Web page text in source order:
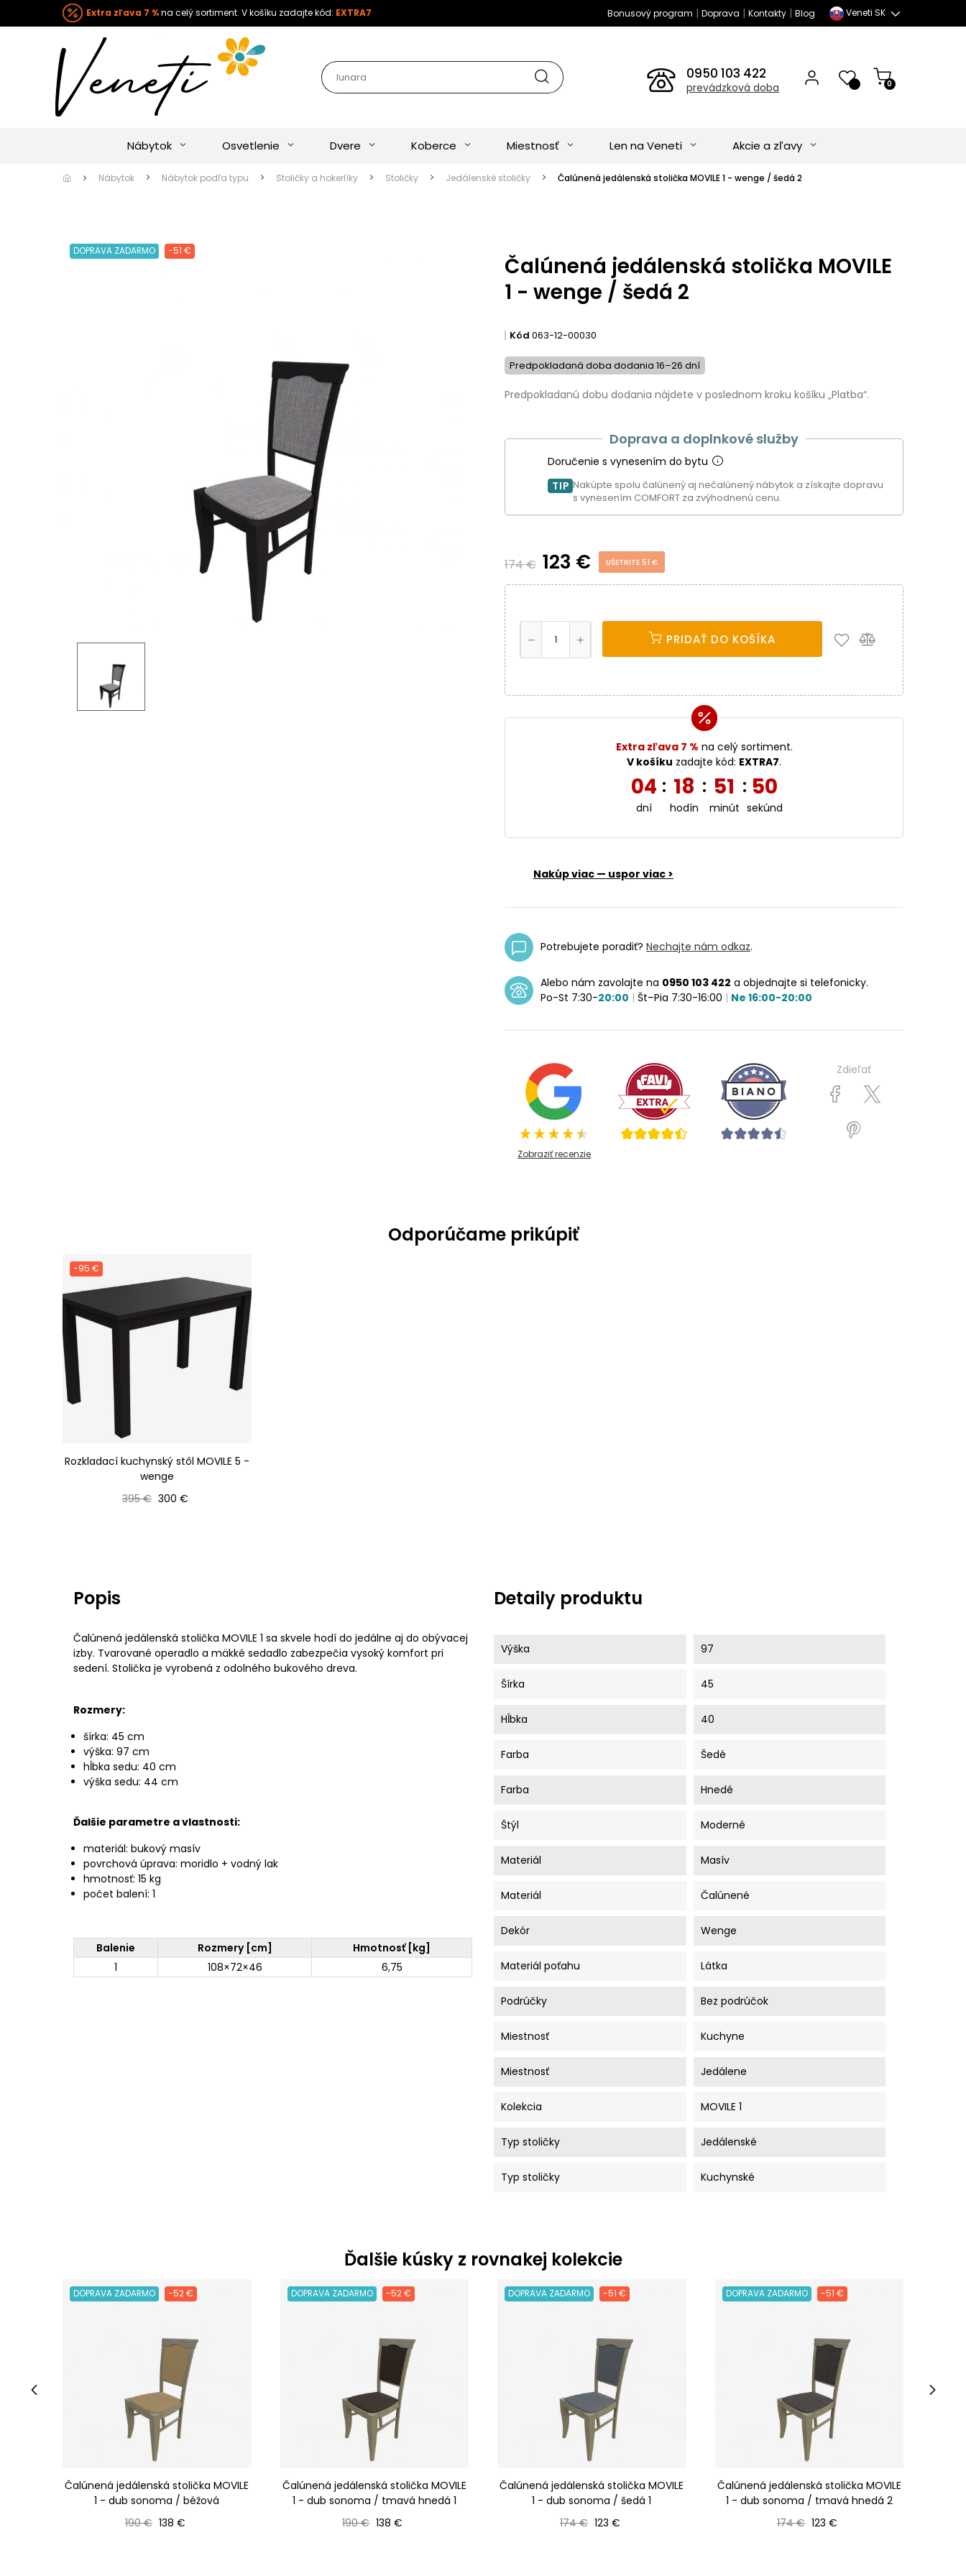
Extra zľava 7 %na celý sortiment. V košíku zadajte kód: EXTRA7 Bonusový program | Doprava | Kontakty| Blog Veneti SK
0950 103 422
prevádzková doba 0
Nábytok Osvetlenie Dvere Koberce Miestnosť Len na Veneti Akcie a zľavy
Nábytok Nábytok podľa typu Stoličky a hokerlíky Stoličky Jedálenské stoličky Čalúnená jedálenská stolička MOVILE 1 - wenge / šedá 2
DOPRAVA ZADARMO -51 €
Čalúnená jedálenská stolička MOVILE
1 - wenge / šedá 2
Kód 063-12-00030
Predpokladaná doba dodania 16–26 dní
Predpokladanú dobu dodania nájdete v poslednom kroku košíku „Platba“.
Doprava a doplnkové služby
Doručenie s vynesením do bytu
TIP Nakúpte spolu čalúnený aj nečalúnený nábytok a získajte dopravu
s vynesením COMFORT za zvýhodnenú cenu.
174 € 123 € UŠETRITE 51 €
PRIDAŤ DO KOŠÍKA
Extra zľava 7 % na celý sortiment.
V košíku zadajte kód: EXTRA7.
04
dní
: 18
hodín
: 51
minút
: 49
sekúnd
Nakúp viac — uspor viac >
Potrebujete poradiť? Nechajte nám odkaz.
Alebo nám zavolajte na 0950 103 422 a objednajte si telefonicky.
Po-St 7:30-20:00 | Št–Pia 7:30-16:00 | Ne 16:00-20:00
Zobraziť recenzie
Zdieľať
Odporúčame prikúpiť
-95 €
Rozkladací kuchynský stôl MOVILE 5 -
wenge
Bežná cena
395 € Cena
300 €
Popis
Čalúnená jedálenská stolička MOVILE 1 sa skvele hodí do jedálne aj do obývacej
izby. Tvarované operadlo a mäkké sedadlo zabezpečia vysoký komfort pri
sedení. Stolička je vyrobená z odolného bukového dreva.
Rozmery:
šírka: 45 cm
výška: 97 cm
hĺbka sedu: 40 cm
výška sedu: 44 cm
Ďalšie parametre a vlastnosti:
materiál: bukový masív
povrchová úprava: moridlo + vodný lak
hmotnosť: 15 kg
počet balení: 1
Balenie Rozmery [cm]
Hmotnosť [kg]
1
108×72×46 6,75
Detaily produktu
Výška 97
Šírka 45
Hĺbka 40
Farba Šedé
Farba Hnedé
Štýl Moderné
Materiál Masív
Materiál Čalúnené
Dekór Wenge
Materiál poťahu Látka
Podrúčky Bez podrúčok
Miestnosť Kuchyne
Miestnosť Jedálene
Kolekcia MOVILE 1
Typ stoličky Jedálenské
Typ stoličky Kuchynské
Ďalšie kúsky z rovnakej kolekcie
DOPRAVA ZADARMO -52 €
Čalúnená jedálenská stolička MOVILE
1 - dub sonoma / béžová
Bežná cena
190 € Cena
138 €
DOPRAVA ZADARMO -52 €
Čalúnená jedálenská stolička MOVILE
1 - dub sonoma / tmavá hnedá 1
Bežná cena
190 € Cena
138 €
DOPRAVA ZADARMO -51 €
Čalúnená jedálenská stolička MOVILE
1 - dub sonoma / šedá 1
Bežná cena
174 € Cena
123 €
DOPRAVA ZADARMO -51 €
Čalúnená jedálenská stolička MOVILE
1 - dub sonoma / tmavá hnedá 2
Bežná cena
174 € Cena
123 €